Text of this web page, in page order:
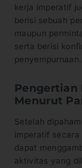
kerja imperatif
berisi sebuah
maupun
serta berisi
penyempurnaan.
Pengertian
Menurut
Setelah
imperatif secara
dapat
aktivitas yang